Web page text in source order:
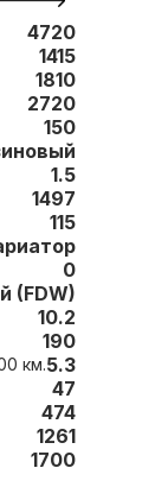
4720
1415
1810
2720
150
1.5
1497
115
0
(FDW)
10.2
190
км.5.3
47
474
1261
1700